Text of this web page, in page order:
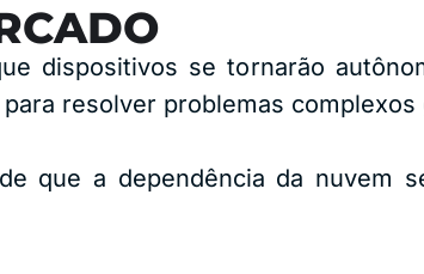
dispositivos se tornarão
resolver problemas complexos
que a dependência da nuvem